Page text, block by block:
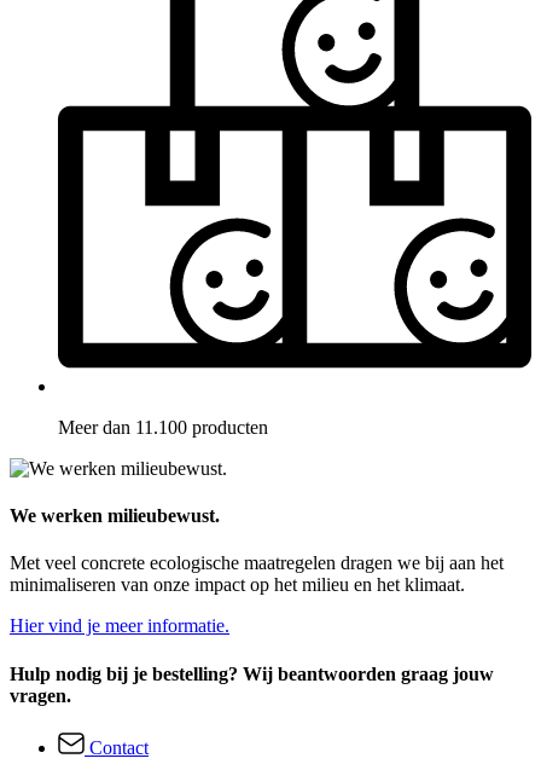
Meer dan 11.100 producten
We werken milieubewust.
Met veel concrete ecologische maatregelen dragen we bij aan het
minimaliseren van onze impact op het milieu en het klimaat.
Hier vind je meer informatie.
Hulp nodig bij je bestelling? Wij beantwoorden graag jouw
vragen.
Contact